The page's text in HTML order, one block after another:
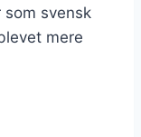
som svensk
mere